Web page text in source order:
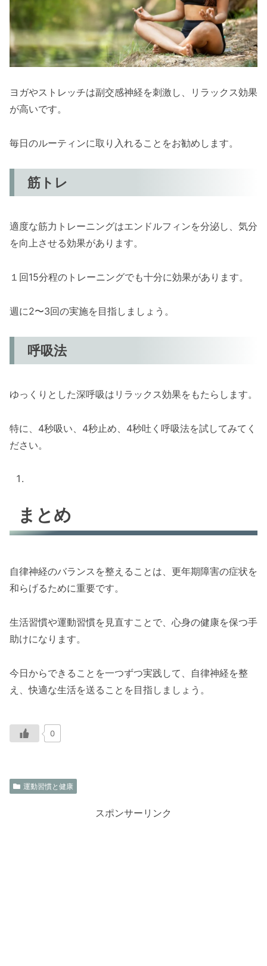
ヨガやストレッチは副交感神経を刺激し、リラックス効果
が高いです。
毎日のルーティンに取り入れることをお勧めします。
筋トレ
適度な筋力トレーニングはエンドルフィンを分泌し、気分
を向上させる効果があります。
１回15分程のトレーニングでも十分に効果があります。
週に2〜3回の実施を目指しましょう。
呼吸法
ゆっくりとした深呼吸はリラックス効果をもたらします。
特に、4秒吸い、4秒止め、4秒吐く呼吸法を試してみてく
ださい。
まとめ
自律神経のバランスを整えることは、更年期障害の症状を
和らげるために重要です。
生活習慣や運動習慣を見直すことで、心身の健康を保つ手
助けになります。
今日からできることを一つずつ実践して、自律神経を整
え、快適な生活を送ることを目指しましょう。
0
運動習慣と健康
スポンサーリンク